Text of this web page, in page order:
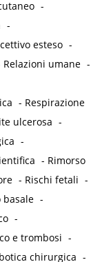
-
-
esteso -
Relazioni umane -
- Respirazione
ulcerosa -
-
- Rimorso
- Rischi fetali -
basale -
-
e trombosi -
chirurgica -